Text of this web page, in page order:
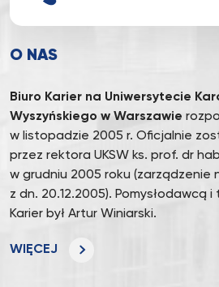
O NAS
Biuro Karier na Uniwersytecie
Wyszyńskiego w Warszawie
w listopadzie 2005 r. Oficjalnie
przez rektora UKSW ks. prof. dr
w grudniu 2005 roku (zarządzenie
z dn. 20.12.2005). Pomysłodawcą
Karier był Artur Winiarski.
WIĘCEJ